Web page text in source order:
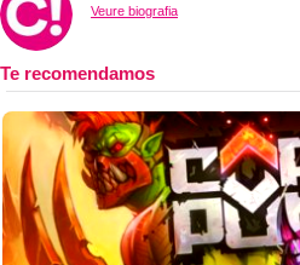
Veure biografia